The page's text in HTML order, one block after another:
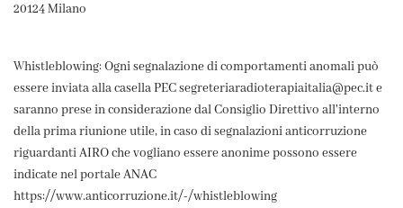
20124 Milano
Whistleblowing: Ogni segnalazione di comportamenti anomali può
essere inviata alla casella PEC segreteriaradioterapiaitalia@pec.it e
saranno prese in considerazione dal Consiglio Direttivo all'interno
della prima riunione utile, in caso di segnalazioni anticorruzione
riguardanti AIRO che vogliano essere anonime possono essere
indicate nel portale ANAC
https://www.anticorruzione.it/-/whistleblowing